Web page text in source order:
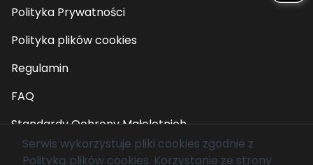
Polityka Prywatności
Polityka plików cookies
Regulamin
FAQ
Standardy Ochrony Małoletnich
Serwis wykorzystuje pliki cookies zgodnie z
Polityką plików cookies. Korzystanie ze strony